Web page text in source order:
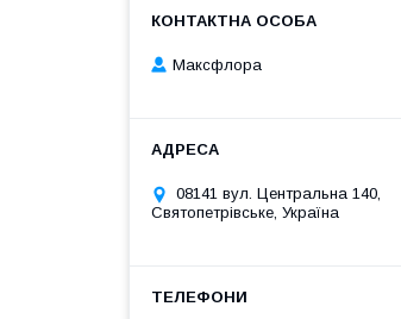
Максфлора
08141 вул. Центральна 140,
Святопетрівське, Україна